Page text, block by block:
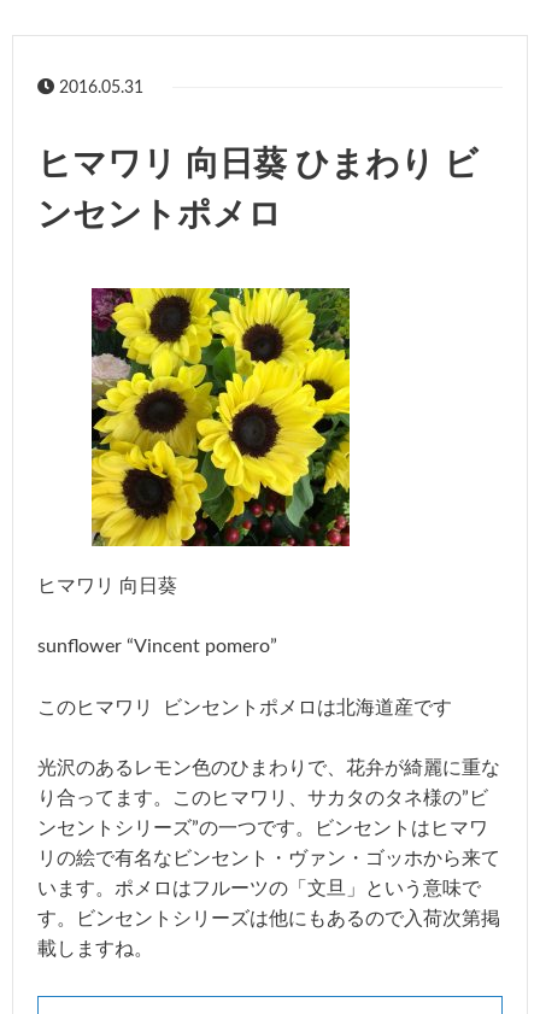
2016.05.31
ヒマワリ 向日葵 ひまわり ビ
ンセントポメロ
ヒマワリ 向日葵
sunflower “Vincent pomero”
このヒマワリ ビンセントポメロは北海道産です
光沢のあるレモン色のひまわりで、花弁が綺麗に重な
り合ってます。このヒマワリ、サカタのタネ様の”ビ
ンセントシリーズ”の一つです。ビンセントはヒマワ
リの絵で有名なビンセント・ヴァン・ゴッホから来て
います。ポメロはフルーツの「文旦」という意味で
す。ビンセントシリーズは他にもあるので入荷次第掲
載しますね。